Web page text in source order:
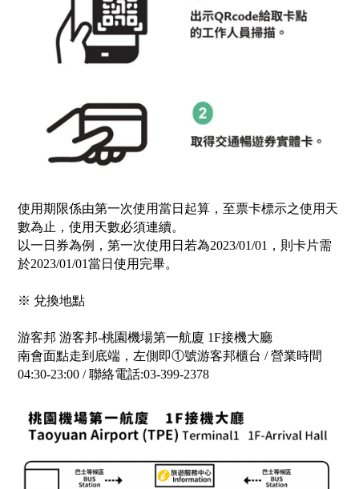
使用期限係由第一次使用當日起算，至票卡標示之使用天
數為止，使用天數必須連續。
以一日券為例，第一次使用日若為2023/01/01，則卡片需
於2023/01/01當日使用完畢。
※ 兌換地點
游客邦 游客邦-桃園機場第一航廈 1F接機大廳
南會面點走到底端，左側即①號游客邦櫃台 / 營業時間
04:30-23:00 / 聯絡電話:03-399-2378